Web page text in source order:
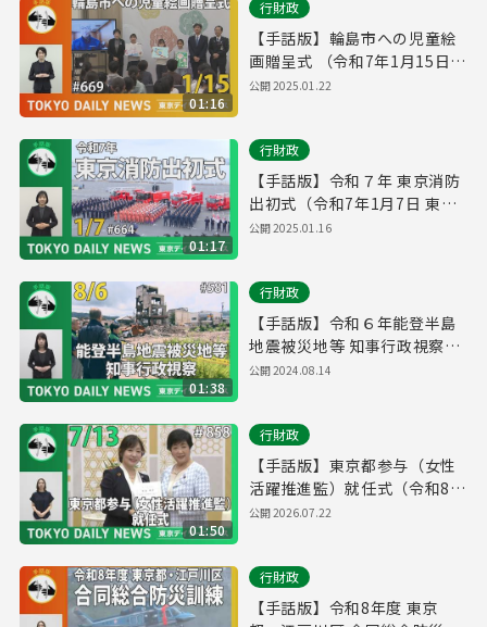
01:16
行財政
【手話版】輪島市への児童絵
画贈呈式 （令和7年1月15日
東京デイリーニュース
公開2025.01.22
01:17
行財政
【手話版】令和７年 東京消防
出初式（令和7年1月7日 東京
デイリーニュース No.664）
公開2025.01.16
01:38
行財政
【手話版】令和６年能登半島
地震被災地等 知事行政視察
（令和6年8月6日 東京デイリ
公開2024.08.14
01:50
行財政
【手話版】東京都参与（女性
活躍推進監）就任式（令和8年
7月14日 東京デイリーニュー
公開2026.07.22
行財政
【手話版】令和8年度 東京